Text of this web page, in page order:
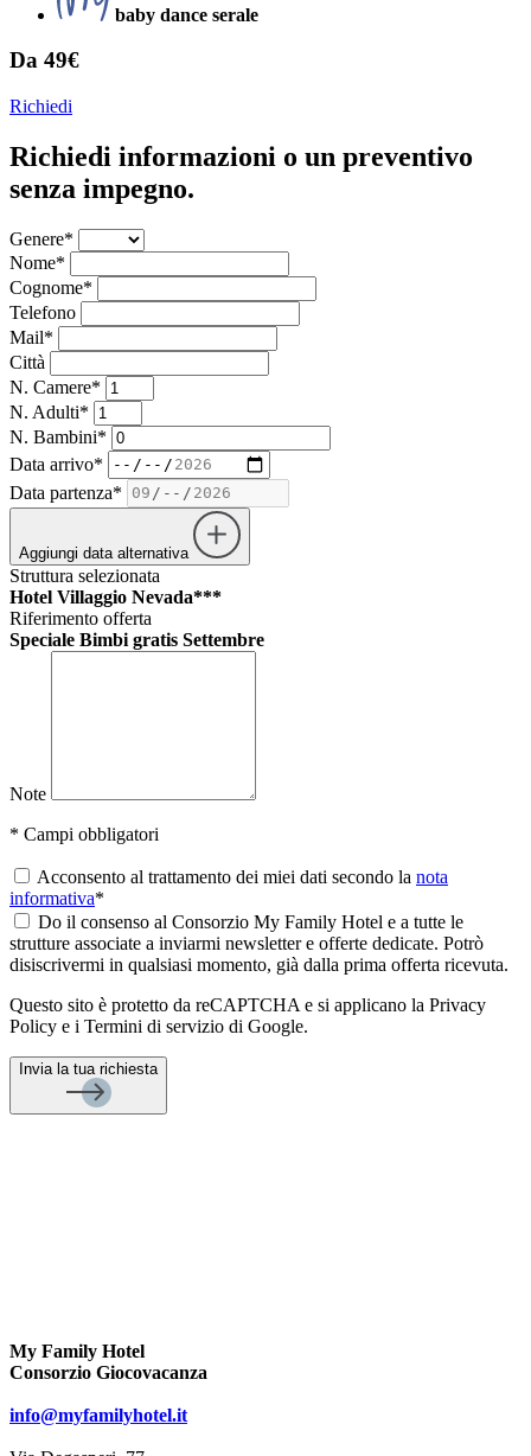
baby dance serale
Da 49€
Richiedi
Richiedi informazioni o un preventivo
senza impegno.
Genere*
Nome*
Cognome*
Telefono
Mail*
Città
N. Camere*
N. Adulti*
N. Bambini*
Data arrivo*
Data partenza*
Aggiungi data alternativa
Struttura selezionata
Hotel Villaggio Nevada***
Riferimento offerta
Speciale Bimbi gratis Settembre
Note
* Campi obbligatori
Acconsento al trattamento dei miei dati secondo la nota
informativa*
Do il consenso al Consorzio My Family Hotel e a tutte le
strutture associate a inviarmi newsletter e offerte dedicate. Potrò
disiscrivermi in qualsiasi momento, già dalla prima offerta ricevuta.
Questo sito è protetto da reCAPTCHA e si applicano la Privacy
Policy e i Termini di servizio di Google.
Invia la tua richiesta
My Family Hotel
Consorzio Giocovacanza
info@myfamilyhotel.it